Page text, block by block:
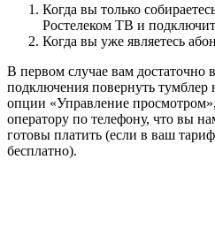
Когда вы только
Ростелеком ТВ и
Когда вы уже являетесь
В первом случае вам достаточно в
подключения повернуть тумблер
опции «Управление
оператору по телефону, что вы
готовы платить (если в ваш
бесплатно).